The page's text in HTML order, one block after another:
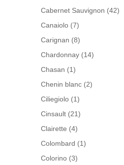
Cabernet Sauvignon (42)
Canaiolo (7)
Carignan (8)
Chardonnay (14)
Chasan (1)
Chenin blanc (2)
Ciliegiolo (1)
Cinsault (21)
Clairette (4)
Colombard (1)
Colorino (3)